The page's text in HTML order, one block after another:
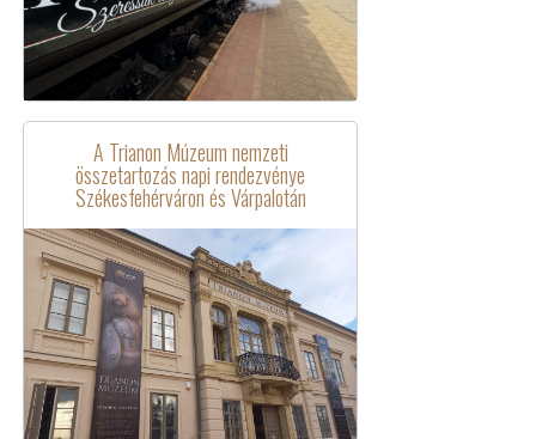
A Trianon Múzeum nemzeti
összetartozás napi rendezvénye
Székesfehérváron és Várpalotán